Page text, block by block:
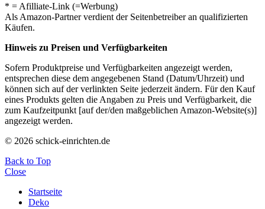
* = Afilliate-Link (=Werbung)
Als Amazon-Partner verdient der Seitenbetreiber an qualifizierten
Käufen.
Hinweis zu Preisen und Verfügbarkeiten
Sofern Produktpreise und Verfügbarkeiten angezeigt werden,
entsprechen diese dem angegebenen Stand (Datum/Uhrzeit) und
können sich auf der verlinkten Seite jederzeit ändern. Für den Kauf
eines Produkts gelten die Angaben zu Preis und Verfügbarkeit, die
zum Kaufzeitpunkt [auf der/den maßgeblichen Amazon-Website(s)]
angezeigt werden.
© 2026 schick-einrichten.de
Back to Top
Close
Startseite
Deko